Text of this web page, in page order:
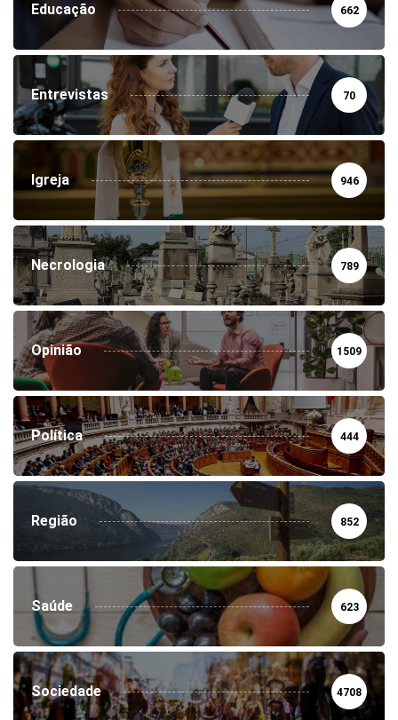
Educação 662
Entrevistas 70
Igreja 946
Necrologia 789
Opinião 1509
Política 444
Região 852
Saúde 623
Sociedade 4708